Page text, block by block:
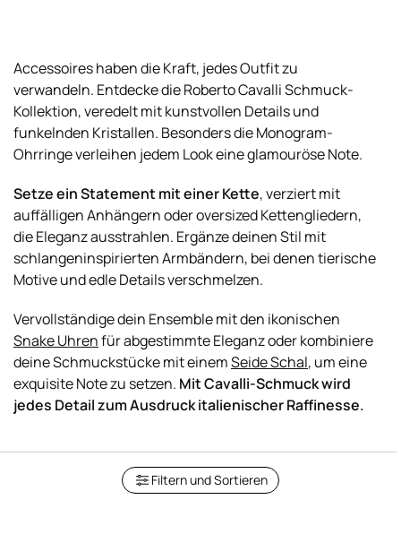
Accessoires haben die Kraft, jedes Outfit zu
verwandeln. Entdecke die Roberto Cavalli Schmuck-
Kollektion, veredelt mit kunstvollen Details und
funkelnden Kristallen. Besonders die Monogram-
Ohrringe verleihen jedem Look eine glamouröse Note.
Setze ein Statement mit einer Kette, verziert mit
auffälligen Anhängern oder oversized Kettengliedern,
die Eleganz ausstrahlen. Ergänze deinen Stil mit
schlangeninspirierten Armbändern, bei denen tierische
Motive und edle Details verschmelzen.
Vervollständige dein Ensemble mit den ikonischen
Snake Uhrenfür abgestimmte Eleganz oder kombiniere
deine Schmuckstücke mit einemSeide Schal, um eine
exquisite Note zu setzen. Mit Cavalli-Schmuck wird
jedes Detail zum Ausdruck italienischer Raffinesse.
Filtern und Sortieren